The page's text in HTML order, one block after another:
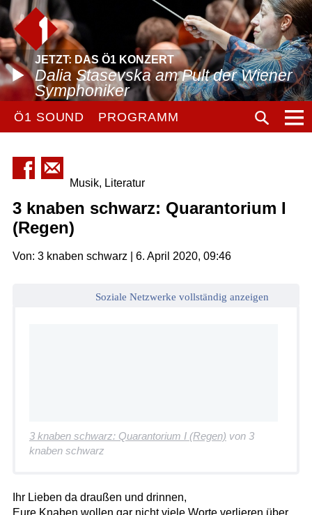
JETZT: DAS Ö1 KONZERT
Dalia Stasevska am Pult der Wiener
Symphoniker
Ö1 SOUND PROGRAMM
Musik, Literatur
3 knaben schwarz: Quarantorium I
(Regen)
Von: 3 knaben schwarz | 6. April 2020, 09:46
Soziale Netzwerke vollständig anzeigen
3 knaben schwarz: Quarantorium I (Regen) von 3
knaben schwarz
Ihr Lieben da draußen und drinnen,
Eure Knaben wollen gar nicht viele Worte verlieren über